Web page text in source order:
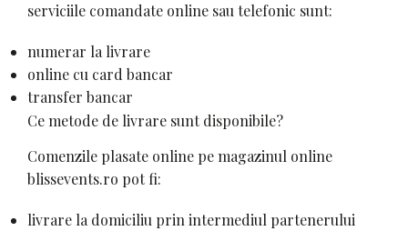
serviciile comandate online sau telefonic sunt:
numerar la livrare
online cu card bancar
transfer bancar
Ce metode de livrare sunt disponibile?
Comenzile plasate online pe magazinul online
blissevents.ro pot fi:
livrare la domiciliu prin intermediul partenerului